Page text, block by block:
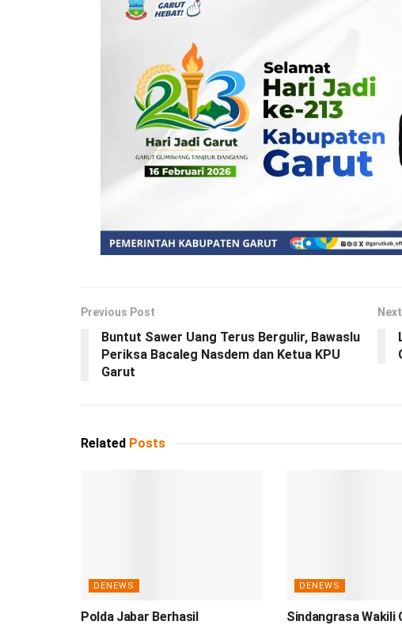
Previous Post
Buntut Sawer Uang Terus Bergulir, Bawaslu
Periksa Bacaleg Nasdem dan Ketua KPU
Garut
Related Posts
DENEWS
Polda Jabar Berhasil
DENEWS
Sindangrasa Wakili